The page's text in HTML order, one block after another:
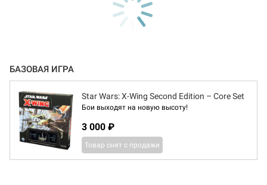
БАЗОВАЯ ИГРА
Star Wars: X-Wing Second Edition – Core Set
Бои выходят на новую высоту!
3 000 ₽
Товар снят с продажи